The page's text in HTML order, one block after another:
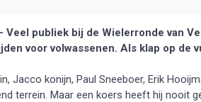
Veel publiek bij de Wielerronde van
voor volwassenen. Als klap op de
Jacco konijn, Paul Sneeboer, Erik
terrein. Maar een koers heeft hij nooit